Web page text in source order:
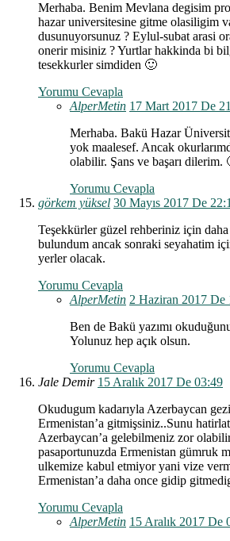
Merhaba. Benim Mevlana degisim
hazar universitesine gitme olasiligim
dusunuyorsunuz ? Eylul-subat arasi
onerir misiniz ? Yurtlar hakkinda bi
tesekkurler simdiden 🙂
Yorumu Cevapla
AlperMetin 17 Mart 2017 De
Merhaba. Bakü Hazar
yok maalesef. Ancak
olabilir. Şans ve başarı dilerim.
Yorumu Cevapla
görkem yüksel 30 Mayıs 2017 De
Teşekkürler güzel rehberiniz için
bulundum ancak sonraki seyahatim
yerler olacak.
Yorumu Cevapla
AlperMetin 2 Haziran 2017 De
Ben de Bakü yazımı
Yolunuz hep açık olsun.
Yorumu Cevapla
Jale Demir 15 Aralık 2017 De 03:49
Okudugum kadarıyla Azerbaycan
Ermenistan’a gitmişsiniz..Sunu
Azerbaycan’a gelebilmeniz zor
pasaportunuzda Ermenistan gümruk
ulkemize kabul etmiyor yani vize
Ermenistan’a daha once gidip
Yorumu Cevapla
AlperMetin 15 Aralık 2017 De